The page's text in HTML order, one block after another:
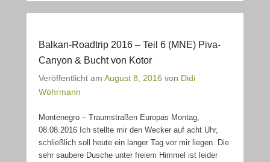
Balkan-Roadtrip 2016 – Teil 6 (MNE) Piva-
Canyon & Bucht von Kotor
Veröffentlicht am August 8, 2016 von Didi
Wöhrmann
Montenegro – Traumstraßen Europas Montag,
08.08.2016 Ich stellte mir den Wecker auf acht Uhr,
schließlich soll heute ein langer Tag vor mir liegen. Die
sehr saubere Dusche unter freiem Himmel ist leider